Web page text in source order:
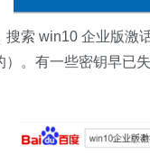
搜索 win10 企业版激
）。有一些密钥早已